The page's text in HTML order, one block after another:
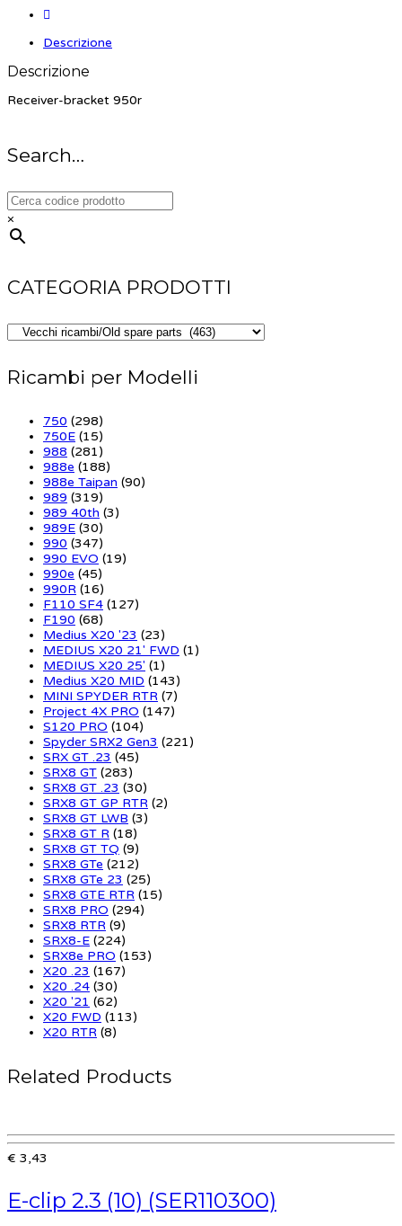
Descrizione
Descrizione
Receiver-bracket 950r
Search…
×
CATEGORIA PRODOTTI
Ricambi per Modelli
750 (298)
750E (15)
988 (281)
988e (188)
988e Taipan (90)
989 (319)
989 40th (3)
989E (30)
990 (347)
990 EVO (19)
990e (45)
990R (16)
F110 SF4 (127)
F190 (68)
Medius X20 '23 (23)
MEDIUS X20 21' FWD (1)
MEDIUS X20 25' (1)
Medius X20 MID (143)
MINI SPYDER RTR (7)
Project 4X PRO (147)
S120 PRO (104)
Spyder SRX2 Gen3 (221)
SRX GT .23 (45)
SRX8 GT (283)
SRX8 GT .23 (30)
SRX8 GT GP RTR (2)
SRX8 GT LWB (3)
SRX8 GT R (18)
SRX8 GT TQ (9)
SRX8 GTe (212)
SRX8 GTe 23 (25)
SRX8 GTE RTR (15)
SRX8 PRO (294)
SRX8 RTR (9)
SRX8-E (224)
SRX8e PRO (153)
X20 .23 (167)
X20 .24 (30)
X20 '21 (62)
X20 FWD (113)
X20 RTR (8)
Related Products
€ 3,43
E-clip 2.3 (10) (SER110300)